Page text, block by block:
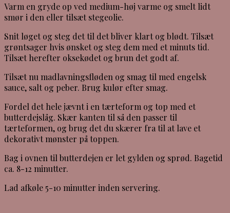
Varm en gryde op ved medium-høj varme og smelt lidt
smør i den eller tilsæt stegeolie.
Snit løget og steg det til det bliver klart og blødt. Tilsæt
grøntsager hvis ønsket og steg dem med et minuts tid.
Tilsæt herefter oksekødet og brun det godt af.
Tilsæt nu madlavningsfløden og smag til med engelsk
sauce, salt og peber. Brug kulør efter smag.
Fordel det hele jævnt i en tærteform og top med et
butterdejslåg. Skær kanten til så den passer til
tærteformen, og brug det du skærer fra til at lave et
dekorativt mønster på toppen.
Bag i ovnen til butterdejen er let gylden og sprød. Bagetid
ca. 8-12 minutter.
Lad afkøle 5-10 minutter inden servering.